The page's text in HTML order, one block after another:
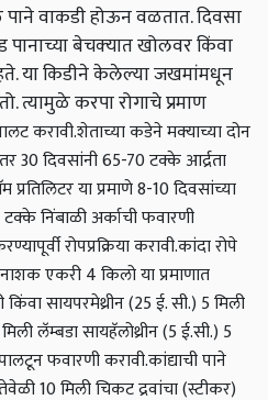
वाकडी होऊन वळतात. दिवसा
पानाच्या बेचक्‍यात खोलवर किंवा
या किडीने केलेल्या जखमांमधून
त्यामुळे करपा रोगाचे प्रमाण
करावी.शेताच्या कडेने मक्‍याच्या दोन
30 दिवसांनी 65-70 टक्के आर्द्रता
या प्रमाणे 8-10 दिवसांच्या
निंबाळी अर्काची फवारणी
रोपप्रक्रिया करावी.कांदा रोपे
एकरी 4 किलो या प्रमाणात
किंवा सायपरमेथ्रीन (25 ई. सी.) 5 मिली
लॅम्बडा सायहॅलोथ्रीन (5 ई.सी.) 5
फवारणी करावी.कांद्याची पाने
10 मिली चिकट द्रवांचा (स्टीकर)